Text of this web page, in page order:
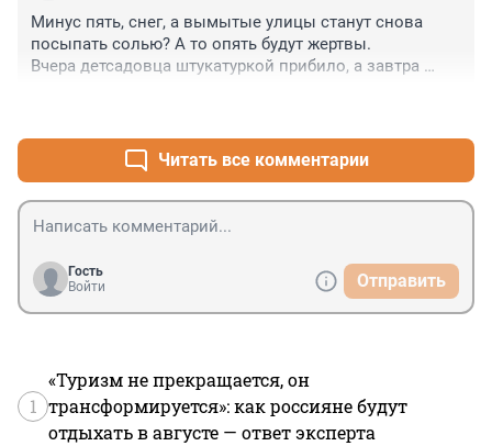
Минус пять, снег, а вымытые улицы станут снова
посыпать солью? А то опять будут жертвы.
Вчера детсадовца штукатуркой прибило, а завтра
Читать все комментарии
Гость
Войти
Отправить
1
«Туризм не прекращается, он
трансформируется»: как россияне будут
отдыхать в августе — ответ эксперта